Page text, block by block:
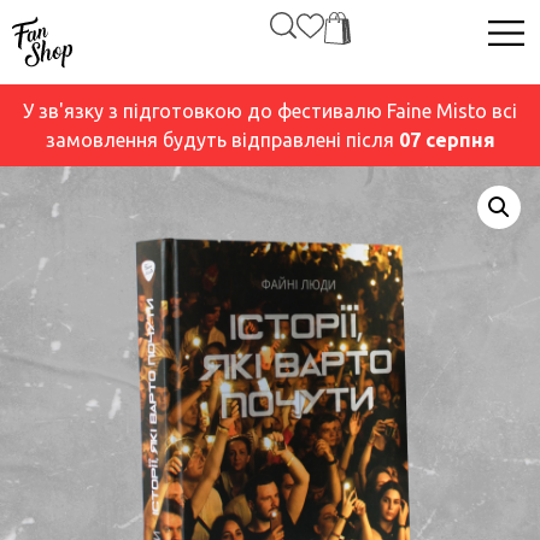
У зв'язку з підготовкою до фестивалю Faine Misto всі
замовлення будуть відправлені після 07 серпня